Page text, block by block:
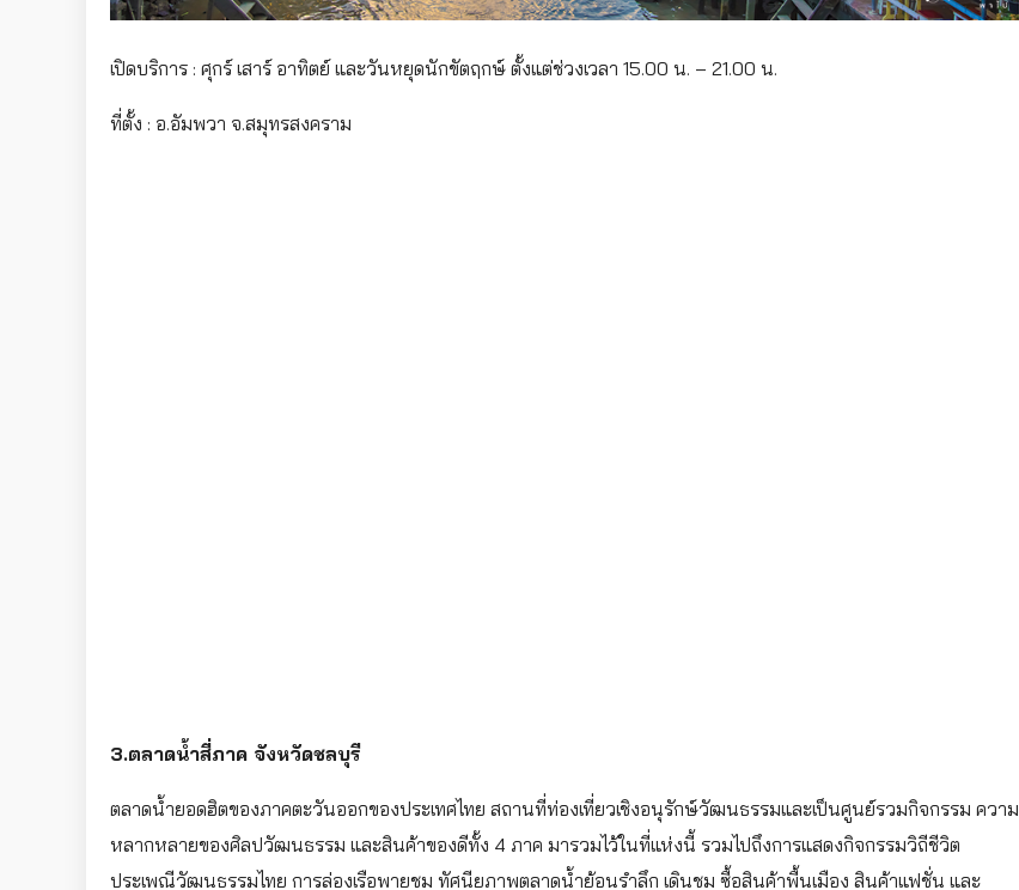
เปิดบริการ : ศุกร์ เสาร์ อาทิตย์ และวันหยุดนักขัตฤกษ์ ตั้งแต่ช่วงเวลา 15.00 น. – 21.00 น.
ที่ตั้ง : อ.อัมพวา จ.สมุทรสงคราม
3.ตลาดน้ำสี่ภาค จังหวัดชลบุรี
ตลาดน้ำยอดฮิตของภาคตะวันออกของประเทศไทย สถานที่ท่องเที่ยวเชิงอนุรักษ์วัฒนธรรมและเป็นศูนย์รวมกิจกรรม ความ
หลากหลายของศิลปวัฒนธรรม และสินค้าของดีทั้ง 4 ภาค มารวมไว้ในที่แห่งนี้ รวมไปถึงการแสดงกิจกรรมวิถีชีวิต
ประเพณีวัฒนธรรมไทย การล่องเรือพายชม ทัศนียภาพตลาดน้ำย้อนรำลึก เดินชม ซื้อสินค้าพื้นเมือง สินค้าแฟชั่น และ